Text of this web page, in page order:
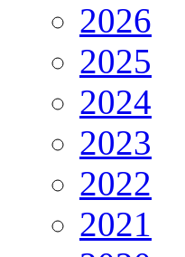
2026
2025
2024
2023
2022
2021